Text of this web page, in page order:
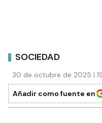
SOCIEDAD
30 de octubre de 2025 |
Añadir como fuente en